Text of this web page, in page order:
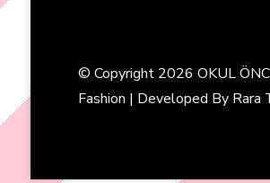
© Copyright 2026 OKUL
Fashion | Developed By Rara